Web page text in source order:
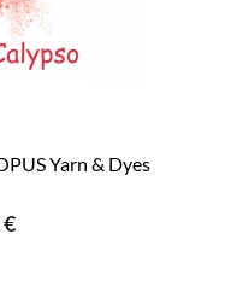
Yarn & Dyes